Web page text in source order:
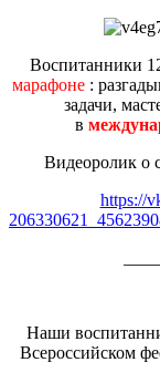
Воспитанники
марафоне :
задачи,
в
Видеоролик о
https://
Наши
Всероссийском